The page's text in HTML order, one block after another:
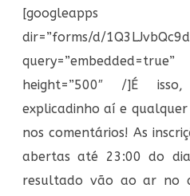
[googleapps
dir=”forms/d/
height=”500″ /]É
explicadinho aí e
nos comentários! As
abertas até 23:00 do
resultado vão ao ar no